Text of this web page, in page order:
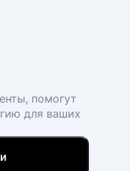
помогут
для ваших